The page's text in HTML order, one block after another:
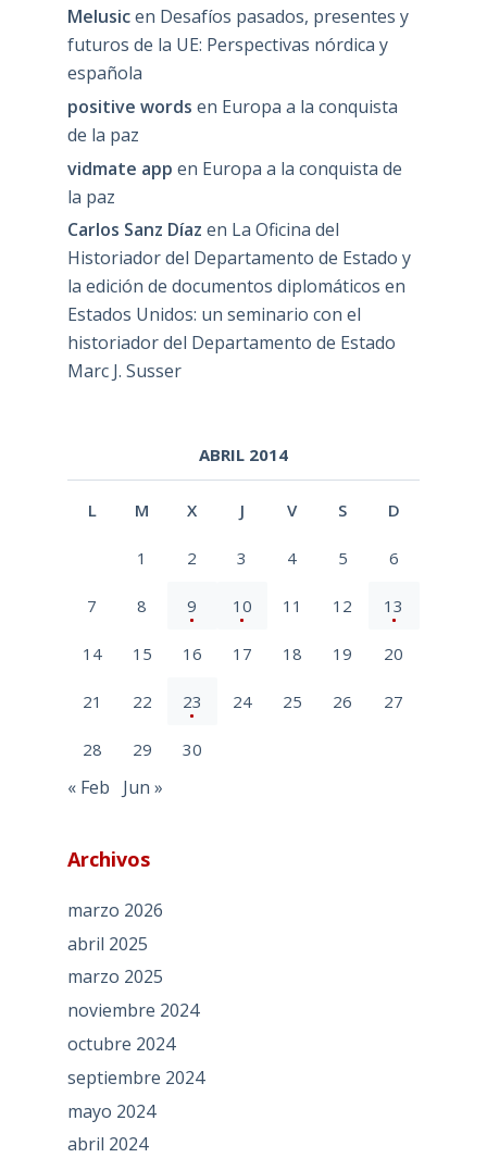
Melusicen Desafíos pasados, presentes y
futuros de la UE: Perspectivas nórdica y
española
positive words en Europa a la conquista
de la paz
vidmate app en Europa a la conquista de
la paz
Carlos Sanz Díaz en La Oficina del
Historiador del Departamento de Estado y
la edición de documentos diplomáticos en
Estados Unidos: un seminario con el
historiador del Departamento de Estado
Marc J. Susser
ABRIL 2014
L M X J V S D
1 2 3 4 5 6
7 8 9 10 11 12 13
14 15 16 17 18 19 20
21 22 23 24 25 26 27
28 29 30
« Feb Jun »
Archivos
marzo 2026
abril 2025
marzo 2025
noviembre 2024
octubre 2024
septiembre 2024
mayo 2024
abril 2024